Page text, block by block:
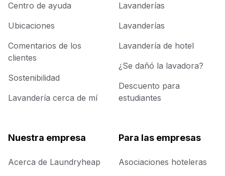
Centro de ayuda
Ubicaciones
Comentarios de los
clientes
Sostenibilidad
Lavandería cerca de mí
Lavanderías
Lavanderías
Lavandería de hotel
¿Se dañó la lavadora?
Descuento para
estudiantes
Nuestra empresa
Acerca de Laundryheap
Para las empresas
Asociaciones hoteleras